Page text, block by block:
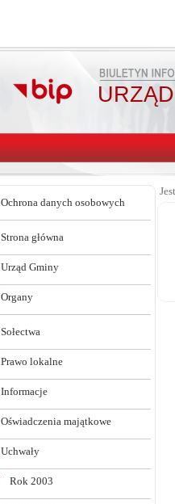
Ochrona danych osobowych
Strona główna
Urząd Gminy
Organy
Sołectwa
Prawo lokalne
Informacje
Oświadczenia majątkowe
Uchwały
Rok 2003